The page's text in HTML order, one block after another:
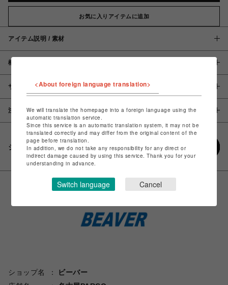
お気に入りアイテムに追加
アイテム説明 / 素材
概要
サイズ
注意事項
シェアする
ショップ名
ビーバー
<About foreign language translation>
We will translate the homepage into a foreign language using the
automatic translation service.
Since this service is an automatic translation system, it may not be
translated correctly and may differ from the original content of the
page before translation.
In addition, we do not take any responsibility for any direct or
indirect damage caused by using this service. Thank you for your
understanding in advance.
Switch language Cancel